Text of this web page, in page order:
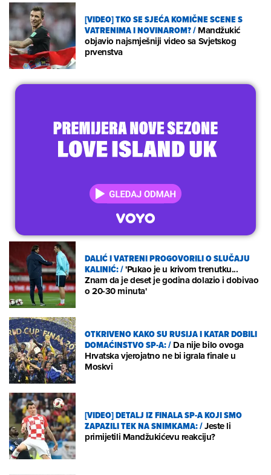
[VIDEO] TKO SE SJEĆA KOMIČNE SCENE S
VATRENIMA I NOVINAROM?/Mandžukić
objavio najsmješniji video sa Svjetskog
prvenstva
DALIĆ I VATRENI PROGOVORILI O SLUČAJU
KALINIĆ:/'Pukao je u krivom trenutku...
Znam da je deset je godina dolazio i dobivao
o 20-30 minuta'
OTKRIVENO KAKO SU RUSIJA I KATAR DOBILI
DOMAĆINSTVO SP-A:/Da nije bilo ovoga
Hrvatska vjerojatno ne bi igrala finale u
Moskvi
[VIDEO] DETALJ IZ FINALA SP-A KOJI SMO
ZAPAZILI TEK NA SNIMKAMA:/Jeste li
primijetili Mandžukićevu reakciju?